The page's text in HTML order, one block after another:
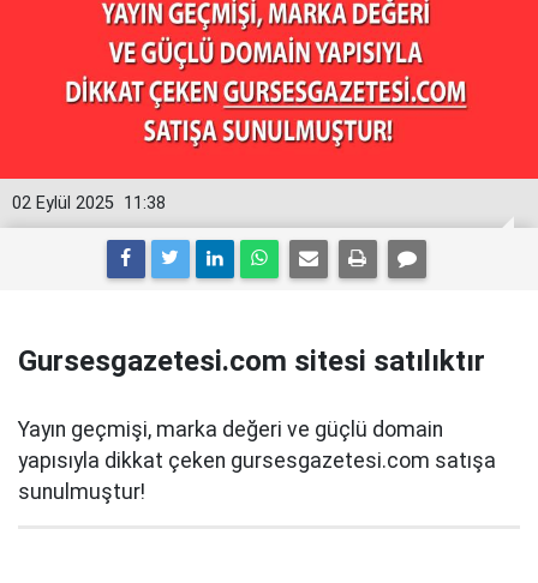
11:38
02 Eylül 2025
Gursesgazetesi.com sitesi satılıktır
Yayın geçmişi, marka değeri ve güçlü domain
yapısıyla dikkat çeken gursesgazetesi.com satışa
sunulmuştur!